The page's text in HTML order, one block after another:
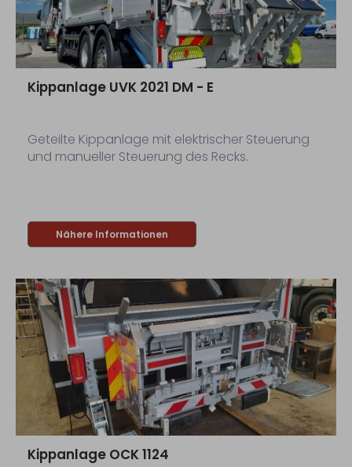
Kippanlage UVK 2021 DM - E
Geteilte Kippanlage mit elektrischer Steuerung
und manueller Steuerung des Recks.
Nähere Informationen
Kippanlage OCK 1124